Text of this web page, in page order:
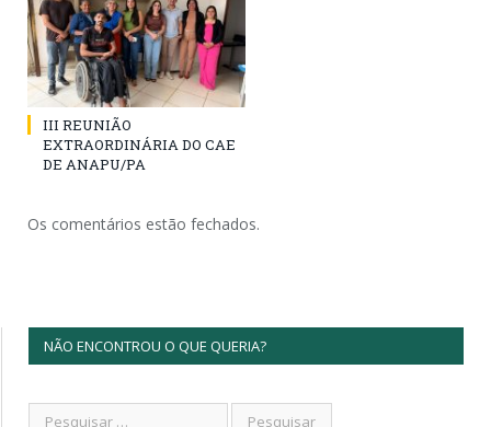
III REUNIÃO
EXTRAORDINÁRIA DO CAE
DE ANAPU/PA
Os comentários estão fechados.
NÃO ENCONTROU O QUE QUERIA?